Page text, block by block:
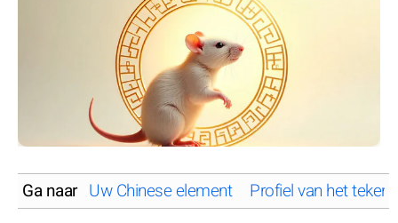
Ga naar Uw Chinese element Profiel van het teken